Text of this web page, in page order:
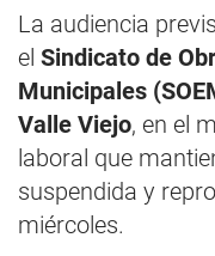
La audiencia
el Sindicato de
Municipales
Valle Viejo, en el
laboral que
suspendida y
miércoles.